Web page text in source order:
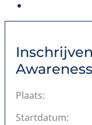
Awareness
Plaats:
Startdatum: